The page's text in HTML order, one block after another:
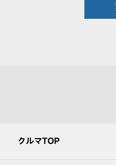
クルマTOP